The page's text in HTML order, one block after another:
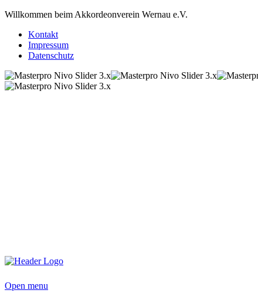
Willkommen beim Akkordeonverein Wernau e.V.
Kontakt
Impressum
Datenschutz
Open menu